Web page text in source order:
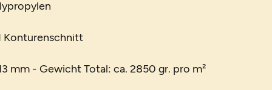
Konturenschnitt
mm - Gewicht Total: ca. 2850 gr. pro m²